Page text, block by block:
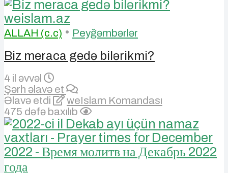
ALLAH (c.c) • Peyğəmbərlər
Biz meraca gedə bilərikmi?
4 il əvvəl
Şərh əlavə et
Əlavə etdi
weIslam Komandası
475 dəfə baxılıb